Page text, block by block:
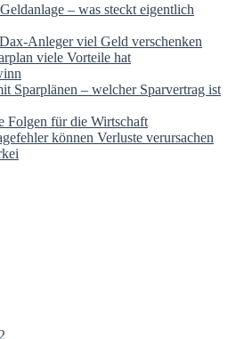
– was steckt eigentlich
Anleger viel Geld verschenken
viele Vorteile hat
Sparplänen – welcher Sparvertrag ist
Folgen für die Wirtschaft
können Verluste verursachen
2